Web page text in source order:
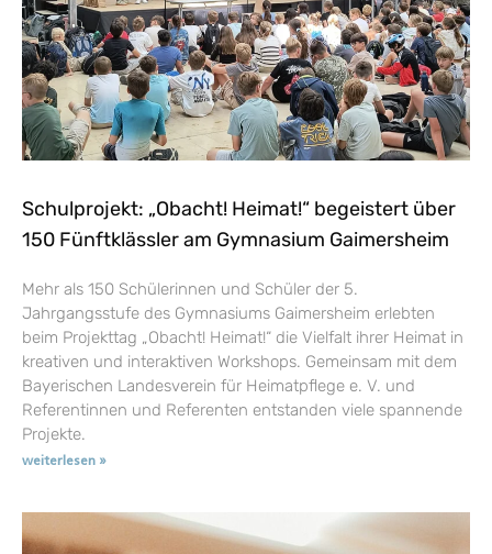
Schulprojekt: „Obacht! Heimat!“ begeistert über
150 Fünftklässler am Gymnasium Gaimersheim
Mehr als 150 Schülerinnen und Schüler der 5.
Jahrgangsstufe des Gymnasiums Gaimersheim erlebten
beim Projekttag „Obacht! Heimat!“ die Vielfalt ihrer Heimat in
kreativen und interaktiven Workshops. Gemeinsam mit dem
Bayerischen Landesverein für Heimatpflege e. V. und
Referentinnen und Referenten entstanden viele spannende
Projekte.
weiterlesen »